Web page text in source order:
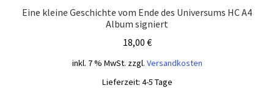
Eine kleine Geschichte vom Ende des Universums HC A4
Album signiert
18,00 €
inkl. 7 % MwSt. zzgl. Versandkosten
Lieferzeit: 4-5 Tage